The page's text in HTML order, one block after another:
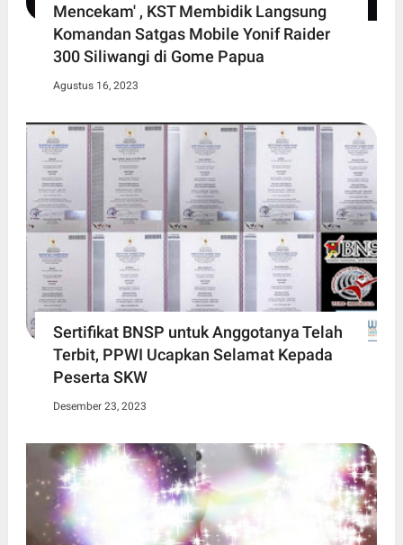
Mencekam' , KST Membidik Langsung
Komandan Satgas Mobile Yonif Raider
300 Siliwangi di Gome Papua
Agustus 16, 2023
Sertifikat BNSP untuk Anggotanya Telah
Terbit, PPWI Ucapkan Selamat Kepada
Peserta SKW
Desember 23, 2023